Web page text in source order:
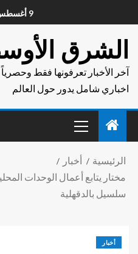
9 أغسطس، 2026
الشرق
آخر الأخبار تعرفونها فقط
اخباري شامل يدور حول العالم
الرئيسية
أخبار
مختار يتابع أعمال الوحدات
سلسيل بالدقهلية
أخبار